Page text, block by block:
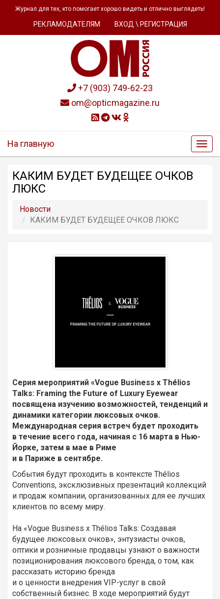
Журнал для тех, кто помогает хорошо видеть и отлично выглядеть!
РЕКЛАМОДАТЕЛЯМ ВХОД \ РЕГИСТРАЦИЯ
+7 (903) 749-62-23
om@opticmagazine.ru
На главную
КАКИМ БУДЕТ БУДЕЩЕЕ ОЧКОВ
ЛЮКС
Новости
КАКИМ БУДЕТ БУДЕЩЕЕ ОЧКОВ ЛЮКС
Серия мероприятий «Vogue Business x Thélios
Talks: Framing the Future of Luxury Eyewear
посвящена изучению возможностей, тенденций и
динамики категории люксовых очков.
Международная серия встреч будет проходить
в течение всего года, начиная с 16 марта в Нью-
Йорке, затем в мае в Риме
и в Париже в сентябре.
События будут проходить в контексте Thélios
Conventions, эксклюзивных презентаций коллекций
и продаж компании, организованных для ее лучших
клиентов по всему миру.
На «Vogue Business x Thélios Talks: Создавая
будущее люксовых очков», энтузиасты очков,
оптики и розничные продавцы узнают о важности
позиционирования люксового бренда, о том, как
рассказать историю бренда
и о ценности внедрения VIP-услуг в свой
собственный бизнес. В ходе мероприятий будут